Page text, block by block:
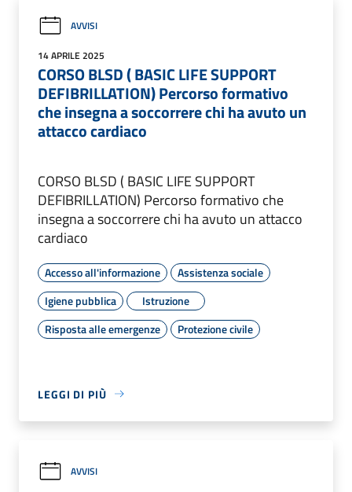
AVVISI
14 APRILE 2025
CORSO BLSD ( BASIC LIFE SUPPORT
DEFIBRILLATION) Percorso formativo
che insegna a soccorrere chi ha avuto un
attacco cardiaco
CORSO BLSD ( BASIC LIFE SUPPORT
DEFIBRILLATION) Percorso formativo che
insegna a soccorrere chi ha avuto un attacco
cardiaco
Accesso all'informazione
Assistenza sociale
Igiene pubblica
Istruzione
Risposta alle emergenze
Protezione civile
LEGGI DI PIÙ
AVVISI